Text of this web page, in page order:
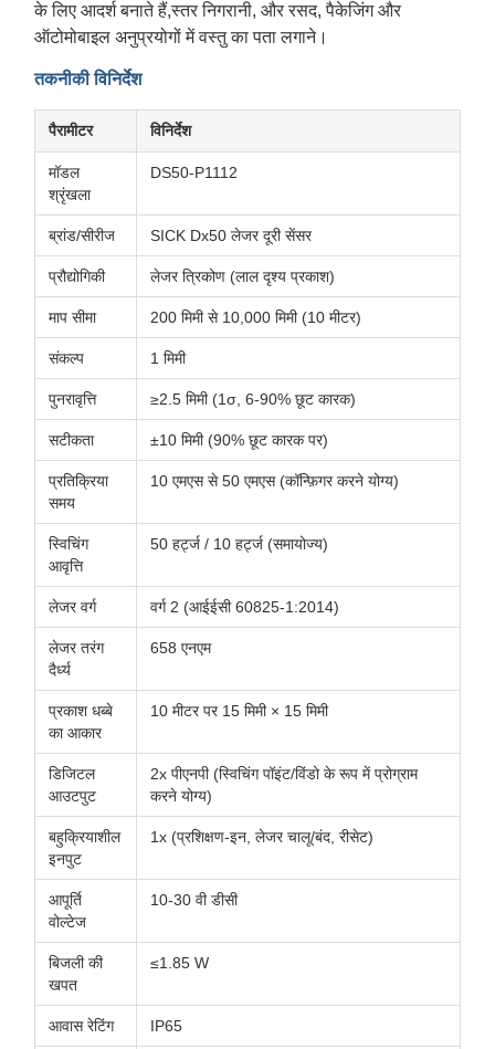
के लिए आदर्श बनाते हैं,स्तर निगरानी, और रसद, पैकेजिंग और
ऑटोमोबाइल अनुप्रयोगों में वस्तु का पता लगाने।
तकनीकी विनिर्देश
पैरामीटर विनिर्देश
मॉडल
श्रृंखला
DS50-P1112
ब्रांड/सीरीज SICK Dx50 लेजर दूरी सेंसर
प्रौद्योगिकी लेजर त्रिकोण (लाल दृश्य प्रकाश)
माप सीमा 200 मिमी से 10,000 मिमी (10 मीटर)
संकल्प 1 मिमी
पुनरावृत्ति ≥2.5 मिमी (1σ, 6-90% छूट कारक)
सटीकता ±10 मिमी (90% छूट कारक पर)
प्रतिक्रिया
समय
10 एमएस से 50 एमएस (कॉन्फ़िगर करने योग्य)
स्विचिंग
आवृत्ति
50 हर्ट्ज / 10 हर्ट्ज (समायोज्य)
लेजर वर्ग वर्ग 2 (आईईसी 60825-1:2014)
लेजर तरंग
दैर्ध्य
658 एनएम
प्रकाश धब्बे
का आकार
10 मीटर पर 15 मिमी × 15 मिमी
डिजिटल
आउटपुट
2x पीएनपी (स्विचिंग पॉइंट/विंडो के रूप में प्रोग्राम
करने योग्य)
बहुक्रियाशील
इनपुट
1x (प्रशिक्षण-इन, लेजर चालू/बंद, रीसेट)
आपूर्ति
वोल्टेज
10-30 वी डीसी
बिजली की
खपत
≤1.85 W
आवास रेटिंग IP65